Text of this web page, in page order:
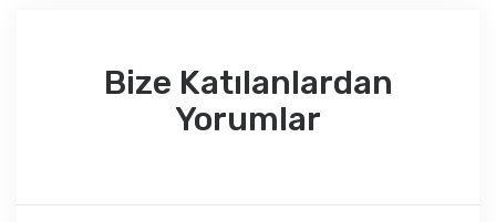
Bize Katılanlardan
Yorumlar